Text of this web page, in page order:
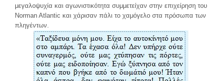
μεγαλοψυχία και αγωνιστικότητα συμμετείχαν στην επιχείρηση του
Norman Atlantic και χάρισαν πάλι το χαμόγελο στα πρόσωπα των
πληγέντων.